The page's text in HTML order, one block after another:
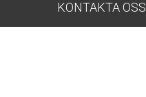
KONTAKTA OSS